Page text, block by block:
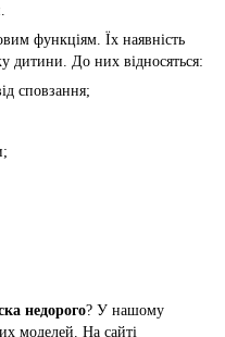
функціям. Їх наявність
дитини. До них відносяться:
сповзання;
недорого? У нашому
моделей. На сайті